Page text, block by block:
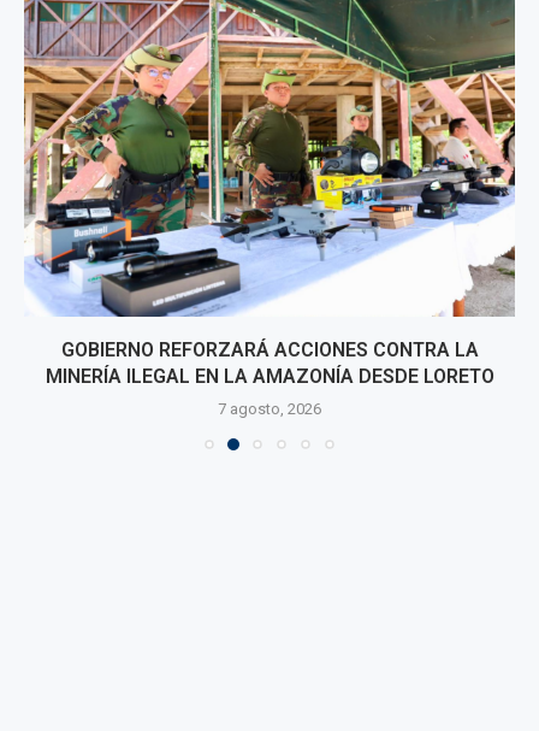
GOBIERNO REFORZARÁ ACCIONES CONTRA LA
MINERÍA ILEGAL EN LA AMAZONÍA DESDE LORETO
7 agosto, 2026